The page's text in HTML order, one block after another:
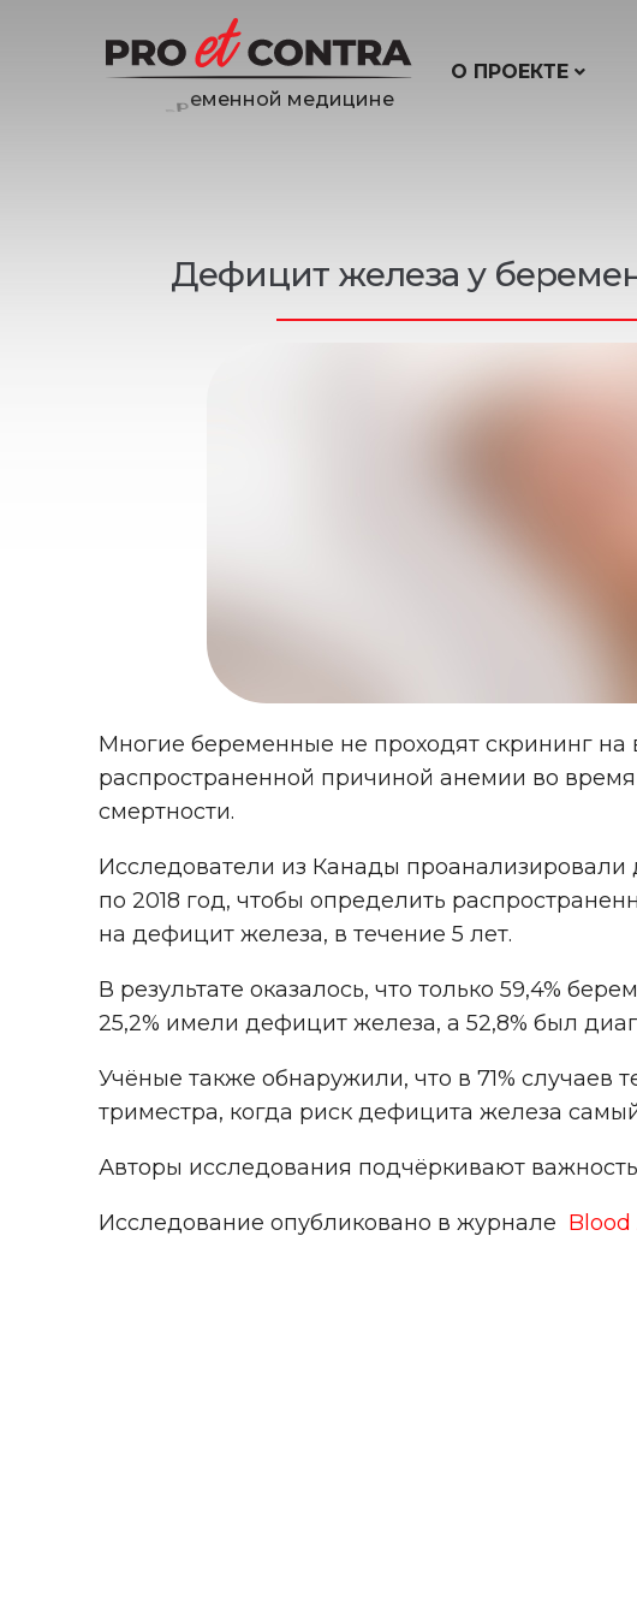
и цине
О ПРОЕКТЕ
Дефицит железа у
Многие беременные не проходят скрининг на
распространенной причиной анемии во
смертности.
Исследователи из Канады
по 2018 год, чтобы определить
на дефицит железа, в течение 5 лет.
В результате оказалось, что только 59,4%
25,2% имели дефицит железа, а 52,8% был
Учёные также обнаружили, что в 71%
триместра, когда риск дефицита железа
Авторы исследования подчёркивают
Исследование опубликовано в журнале Blood